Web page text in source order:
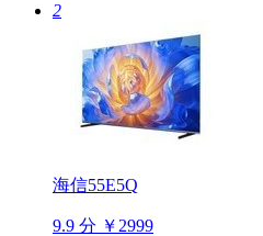
2
海信55E5Q
9.9 分 ￥2999